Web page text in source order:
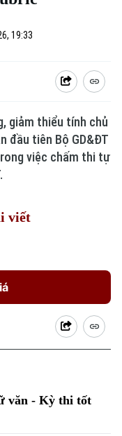
19:33
giảm thiểu tính chủ
đầu tiên Bộ GD&ĐT
việc chấm thi tự
viết
văn - Kỳ thi tốt